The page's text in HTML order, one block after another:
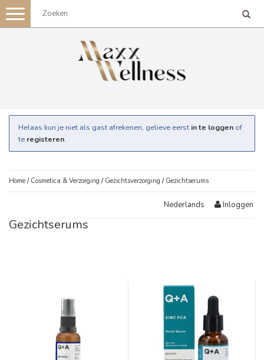
Toggle
navigation
Helaas kun je niet als gast afrekenen, gelieve eerst in te loggen of
te registeren.
Home / Cosmetica & Verzorging / Gezichtsverzorging / Gezichtserums
Nederlands Inloggen
Gezichtserums